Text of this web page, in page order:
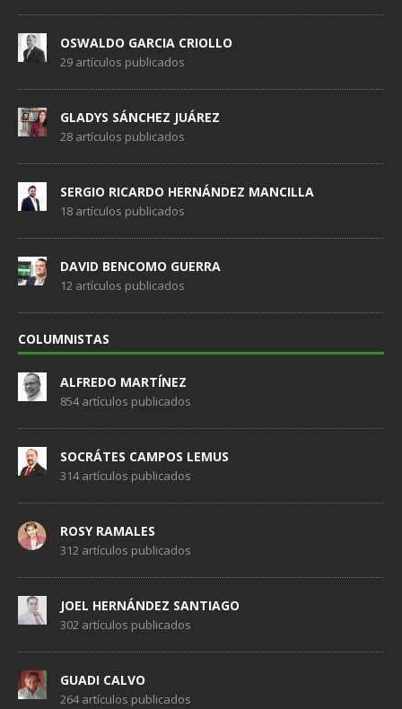
OSWALDO GARCIA CRIOLLO
29 artículos publicados
GLADYS SÁNCHEZ JUÁREZ
28 artículos publicados
SERGIO RICARDO HERNÁNDEZ MANCILLA
18 artículos publicados
DAVID BENCOMO GUERRA
12 artículos publicados
COLUMNISTAS
ALFREDO MARTÍNEZ
854 artículos publicados
SOCRÁTES CAMPOS LEMUS
314 artículos publicados
ROSY RAMALES
312 artículos publicados
JOEL HERNÁNDEZ SANTIAGO
302 artículos publicados
GUADI CALVO
264 artículos publicados